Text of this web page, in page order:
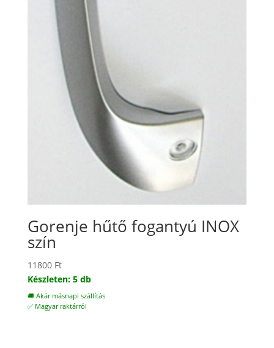
Gorenje hűtő fogantyú INOX
szín
11800 Ft
Készleten: 5 db
🚚 Akár másnapi szállítás
✅ Magyar raktárról